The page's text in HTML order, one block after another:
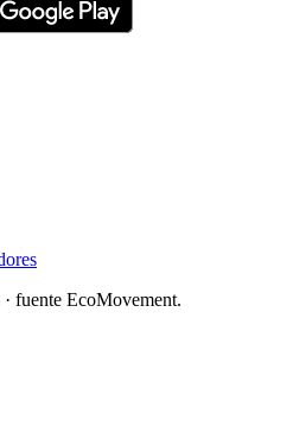
· fuente EcoMovement.